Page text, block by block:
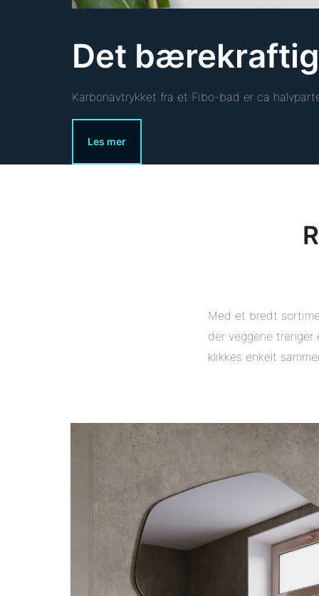
Det
Karbonavtrykket fra et Fibo-bad er ca
Les mer
Med et bredt
der veggene trenger
klikkes enkelt